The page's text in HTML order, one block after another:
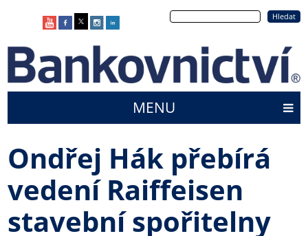
Hledat
menu
MENU
Ondřej Hák přebírá
vedení Raiffeisen
stavební spořitelny